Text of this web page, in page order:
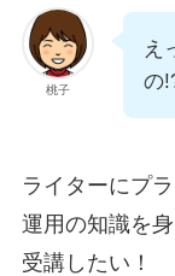
桃子
え
の
ライターにプ
運用の知識を
受講したい！